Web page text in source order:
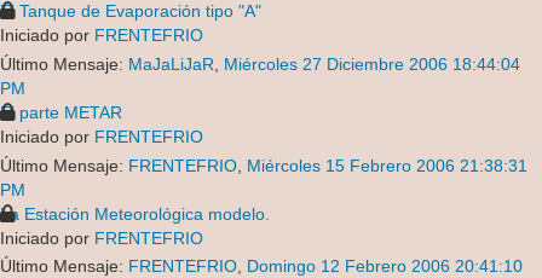
El Tanque de Evaporación tipo "A"
Iniciado por FRENTEFRIO
Último Mensaje: MaJaLiJaR
Miércoles 27 Diciembre 2006 18:44:04
PM
El parte METAR
Iniciado por FRENTEFRIO
Último Mensaje: FRENTEFRIO Miércoles 15 Febrero 2006 21:38:31
PM
La Estación Meteorológica modelo.
Iniciado por FRENTEFRIO
Último Mensaje: FRENTEFRIO Domingo 12 Febrero 2006 20:41:10